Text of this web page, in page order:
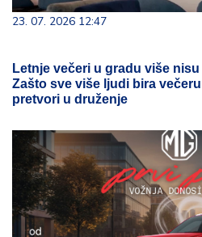
23. 07. 2026 12:47
Letnje večeri u gradu više
Zašto sve više ljudi bira
pretvori u druženje